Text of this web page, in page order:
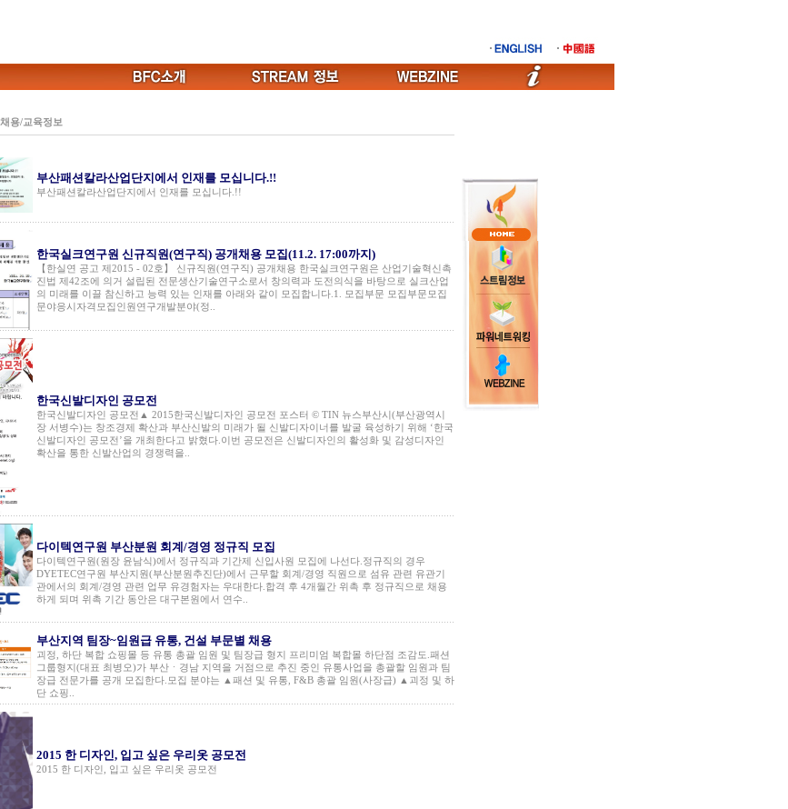
채용/교육정보
부산패션칼라산업단지에서 인재를 모십니다.!!
부산패션칼라산업단지에서 인재를 모십니다.!!
한국실크연구원 신규직원(연구직) 공개채용 모집(11.2. 17:00까지)
【한실연 공고 제2015 - 02호】 신규직원(연구직) 공개채용 한국실크연구원은 산업기술혁신촉
진법 제42조에 의거 설립된 전문생산기술연구소로서 창의력과 도전의식을 바탕으로 실크산업
의 미래를 이끌 참신하고 능력 있는 인재를 아래와 같이 모집합니다.1. 모집부문 모집부문모집
문야응시자격모집인원연구개발분야(정..
한국신발디자인 공모전
한국신발디자인 공모전▲ 2015한국신발디자인 공모전 포스터 © TIN 뉴스부산시(부산광역시
장 서병수)는 창조경제 확산과 부산신발의 미래가 될 신발디자이너를 발굴 육성하기 위해 ‘한국
신발디자인 공모전’을 개최한다고 밝혔다.이번 공모전은 신발디자인의 활성화 및 감성디자인
확산을 통한 신발산업의 경쟁력을..
다이텍연구원 부산분원 회계/경영 정규직 모집
다이텍연구원(원장 윤남식)에서 정규직과 기간제 신입사원 모집에 나선다.정규직의 경우
DYETEC연구원 부산지원(부산분원추진단)에서 근무할 회계/경영 직원으로 섬유 관련 유관기
관에서의 회계/경영 관련 업무 유경험자는 우대한다.합격 후 4개월간 위촉 후 정규직으로 채용
하게 되며 위촉 기간 동안은 대구본원에서 연수..
부산지역 팀장~임원급 유통, 건설 부문별 채용
괴정, 하단 복합 쇼핑몰 등 유통 총괄 임원 및 팀장급 형지 프리미엄 복합몰 하단점 조감도.패션
그룹형지(대표 최병오)가 부산ㆍ경남 지역을 거점으로 추진 중인 유통사업을 총괄할 임원과 팀
장급 전문가를 공개 모집한다.모집 분야는 ▲패션 및 유통, F&B 총괄 임원(사장급) ▲괴정 및 하
단 쇼핑..
2015 한 디자인, 입고 싶은 우리옷 공모전
2015 한 디자인, 입고 싶은 우리옷 공모전